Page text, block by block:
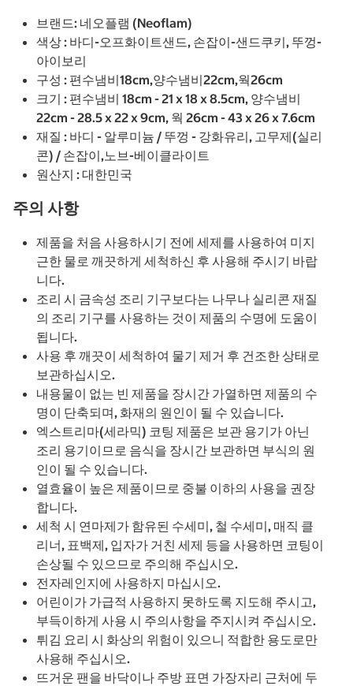
브랜드: 네오플램 (Neoflam)
색상 : 바디-오프화이트샌드, 손잡이-샌드쿠키, 뚜껑-
아이보리
구성 : 편수냄비18cm,양수냄비22cm,웍26cm
크기 : 편수냄비 18cm - 21 x 18 x 8.5cm, 양수냄비
22cm - 28.5 x 22 x 9cm, 웍 26cm - 43 x 26 x 7.6cm
재질 : 바디 - 알루미늄 / 뚜껑 - 강화유리, 고무제(실리
콘) / 손잡이,노브-베이클라이트
원산지 : 대한민국
주의 사항
제품을 처음 사용하시기 전에 세제를 사용하여 미지
근한 물로 깨끗하게 세척하신 후 사용해 주시기 바랍
니다.
조리 시 금속성 조리 기구보다는 나무나 실리콘 재질
의 조리 기구를 사용하는 것이 제품의 수명에 도움이
됩니다.
사용 후 깨끗이 세척하여 물기 제거 후 건조한 상태로
보관하십시오.
내용물이 없는 빈 제품을 장시간 가열하면 제품의 수
명이 단축되며, 화재의 원인이 될 수 있습니다.
엑스트리마(세라믹) 코팅 제품은 보관 용기가 아닌
조리 용기이므로 음식을 장시간 보관하면 부식의 원
인이 될 수 있습니다.
열효율이 높은 제품이므로 중불 이하의 사용을 권장
합니다.
세척 시 연마제가 함유된 수세미, 철 수세미, 매직 클
리너, 표백제, 입자가 거친 세제 등을 사용하면 코팅이
손상될 수 있으므로 주의해 주십시오.
전자레인지에 사용하지 마십시오.
어린이가 가급적 사용하지 못하도록 지도해 주시고,
부득이하게 사용 시 주의사항을 주지시켜 주십시오.
튀김 요리 시 화상의 위험이 있으니 적합한 용도로만
사용해 주십시오.
뜨거운 팬을 바닥이나 주방 표면 가장자리 근처에 두